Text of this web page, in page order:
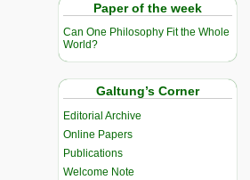
Paper of the week
Can One Philosophy Fit the Whole
World?
Galtung’s Corner
Editorial Archive
Online Papers
Publications
Welcome Note